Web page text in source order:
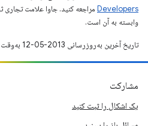
Developers‏
وابسته به آن است.
تاریخ آخرین به‌روزرسانی 2013-05-12 به‌وقت ساعت هماهنگ جهانی.
مشارکت
یک اشکال را ثبت کنید